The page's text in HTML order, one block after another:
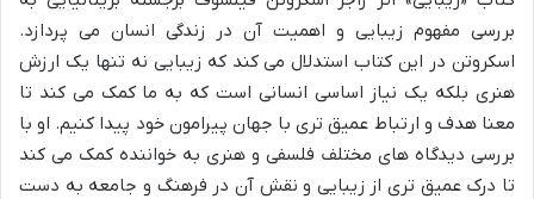
بررسی مفهوم زیبایی و اهمیت آن در زندگی انسان می پردازد.
اسکروتن در این کتاب استدلال می کند که زیبایی نه تنها یک ارزش
هنری بلکه یک نیاز اساسی انسانی است که به ما کمک می کند تا
معنا هدف و ارتباط عمیق تری با جهان پیرامون خود پیدا کنیم. او با
بررسی دیدگاه های مختلف فلسفی و هنری به خواننده کمک می کند
تا درک عمیق تری از زیبایی و نقش آن در فرهنگ و جامعه به دست